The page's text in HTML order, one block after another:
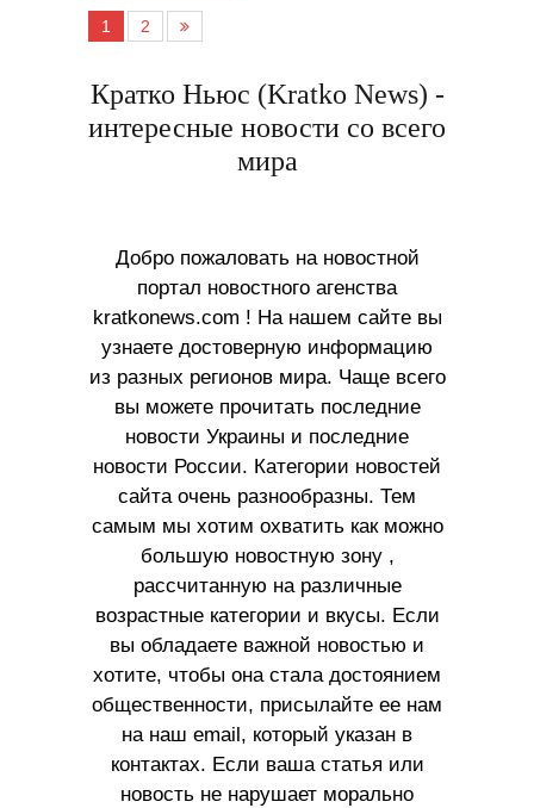
1 2
Кратко Ньюс (Kratko News) -
интересные новости со всего
мира
Добро пожаловать на новостной
портал новостного агенства
kratkonews.com ! На нашем сайте вы
узнаете достоверную информацию
из разных регионов мира. Чаще всего
вы можете прочитать последние
новости Украины и последние
новости России. Категории новостей
сайта очень разнообразны. Тем
самым мы хотим охватить как можно
большую новостную зону ,
рассчитанную на различные
возрастные категории и вкусы. Если
вы обладаете важной новостью и
хотите, чтобы она стала достоянием
общественности, присылайте ее нам
на наш email, который указан в
контактах. Если ваша статья или
новость не нарушает морально